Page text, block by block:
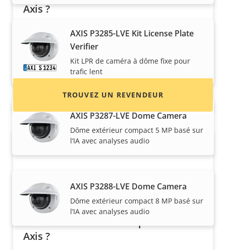
AXIS P3285-LVE Kit License Plate
Verifier
Kit LPR de caméra à dôme fixe pour
trafic lent
AXIS P3287-LVE Dome Camera
Dôme extérieur compact 5 MP basé sur
l’IA avec analyses audio
AXIS P3288-LVE Dome Camera
Dôme extérieur compact 8 MP basé sur
l’IA avec analyses audio
Axis ?
Trouvez des revendeurs, des intégrateurs
système et des installateurs de produits et de
systèmes Axis.
TROUVEZ UN REVENDEUR
Axis ?